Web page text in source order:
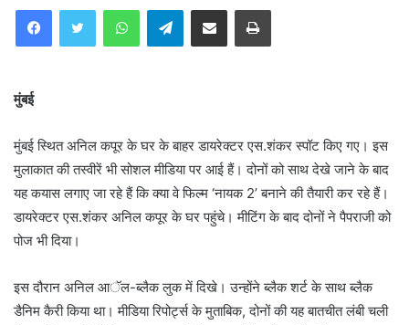
WhatsAppTelegramShare via Email Print
मुंबई
मुंबई स्थित अनिल कपूर के घर के बाहर डायरेक्टर एस.शंकर स्पॉट किए गए। इस
मुलाकात की तस्वीरें भी सोशल मीडिया पर आई हैं। दोनों को साथ देखे जाने के बाद
यह कयास लगाए जा रहे हैं कि क्या वे फिल्म ‘नायक 2’ बनाने की तैयारी कर रहे हैं।
डायरेक्टर एस.शंकर अनिल कपूर के घर पहुंचे। मीटिंग के बाद दोनों ने पैपराजी को
पोज भी दिया।
इस दौरान अनिल आॅल-ब्लैक लुक में दिखे। उन्होंने ब्लैक शर्ट के साथ ब्लैक
डैनिम कैरी किया था। मीडिया रिपोर्ट्स के मुताबिक, दोनों की यह बातचीत लंबी चली